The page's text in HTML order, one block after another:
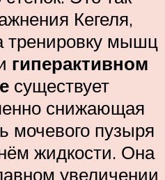
Кегеля,
тренировку мышц
гиперактивном
существует
снижающая
мочевого пузыря
жидкости. Она
увеличении